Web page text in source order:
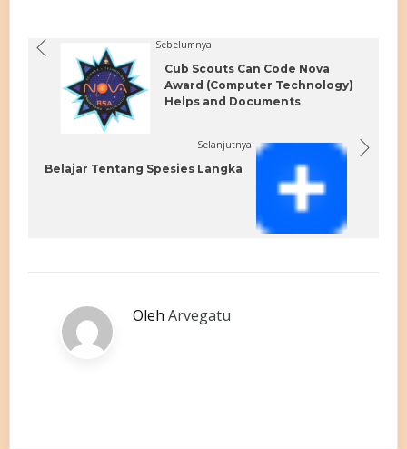
Sebelumnya
Cub Scouts Can Code Nova
Award (Computer Technology)
Helps and Documents
Selanjutnya
Belajar Tentang Spesies Langka
Oleh Arvegatu